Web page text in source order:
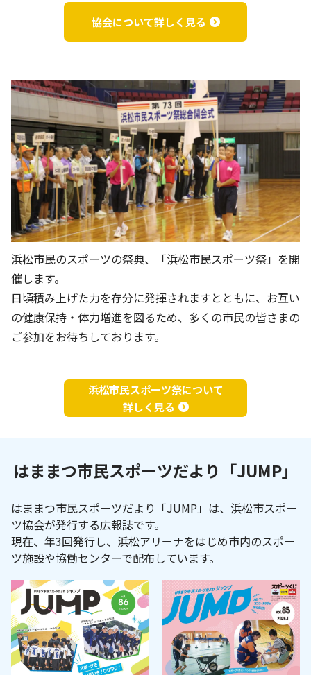
高薗ゲートボール場 雄踏総合体育館
雄踏グラウンド 馬郡運動広場
(舞童夢)
天竜体育館 船明ダム運動公園
天竜庭球場 天竜武道館
協会について詳しく見る
浜松市民のスポーツの祭典、「浜松市民スポーツ祭」を開
催します。
日頃積み上げた力を存分に発揮されますとともに、お互い
の健康保持・体力増進を図るため、多くの市民の皆さまの
ご参加をお待ちしております。
浜松市民スポーツ祭について
詳しく見る
はままつ市民スポーツだより「JUMP」
はままつ市民スポーツだより「JUMP」は、浜松市スポー
ツ協会が発行する広報誌です。
現在、年3回発行し、浜松アリーナをはじめ市内のスポー
ツ施設や協働センターで配布しています。